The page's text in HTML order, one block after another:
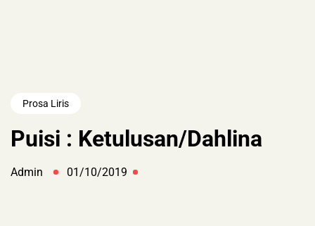
Prosa Liris
Puisi : Ketulusan/Dahlina
Admin 01/10/2019